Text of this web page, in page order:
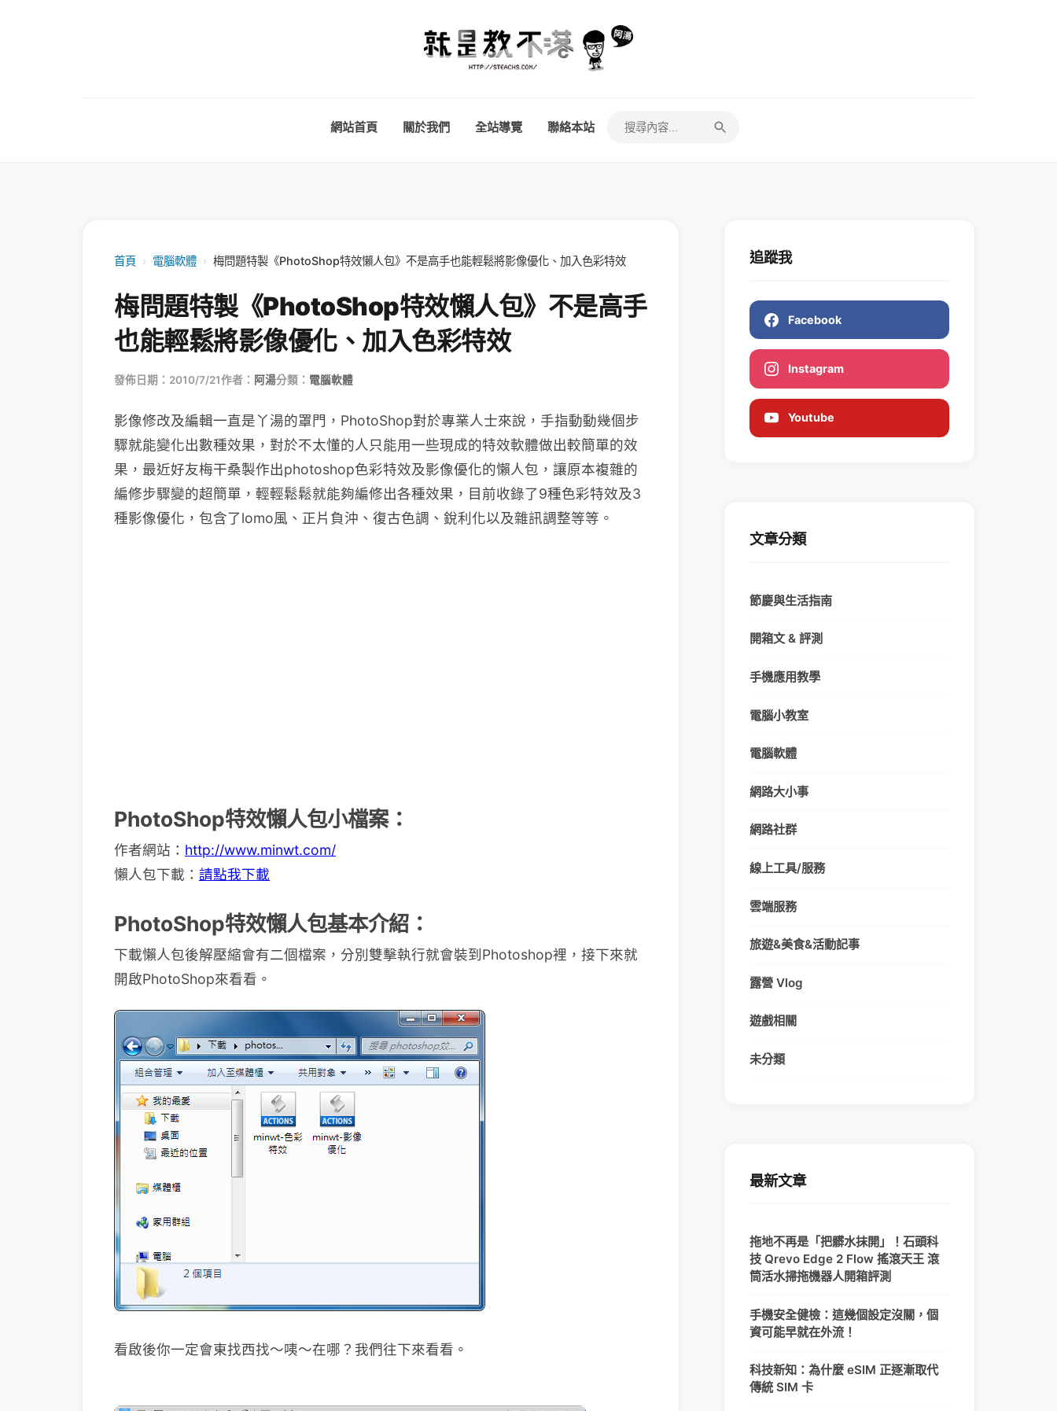
網站首頁 關於我們 全站導覽 聯絡本站
首頁 › 電腦軟體 › 梅問題特製《PhotoShop特效懶人包》不是高手也能輕鬆將影像優化、加入色彩特效
梅問題特製《PhotoShop特效懶人包》不是高手
也能輕鬆將影像優化、加入色彩特效
發佈日期：2010/7/21作者： 阿湯分類： 電腦軟體
影像修改及編輯一直是丫湯的罩門，PhotoShop對於專業人士來說，手指動動幾個步
驟就能變化出數種效果，對於不太懂的人只能用一些現成的特效軟體做出較簡單的效
果，最近好友梅干桑製作出photoshop色彩特效及影像優化的懶人包，讓原本複雜的
編修步驟變的超簡單，輕輕鬆鬆就能夠編修出各種效果，目前收錄了9種色彩特效及3
種影像優化，包含了lomo風、正片負沖、復古色調、銳利化以及雜訊調整等等。
PhotoShop特效懶人包小檔案：
作者網站： http://www.minwt.com/
懶人包下載： 請點我下載
PhotoShop特效懶人包基本介紹：
下載懶人包後解壓縮會有二個檔案，分別雙擊執行就會裝到Photoshop裡，接下來就
開啟PhotoShop來看看。
看啟後你一定會東找西找～咦～在哪？我們往下來看看。
追蹤我
Facebook
Instagram
Youtube
文章分類
節慶與生活指南
開箱文 & 評測
手機應用教學
電腦小教室
電腦軟體
網路大小事
網路社群
線上工具/服務
雲端服務
旅遊&美食&活動記事
露營 Vlog
遊戲相關
未分類
最新文章
拖地不再是「把髒水抹開」！石頭科
技 Qrevo Edge 2 Flow 搖滾天王 滾
筒活水掃拖機器人開箱評測
手機安全健檢：這幾個設定沒關，個
資可能早就在外流！
科技新知：為什麼 eSIM 正逐漸取代
傳統 SIM 卡